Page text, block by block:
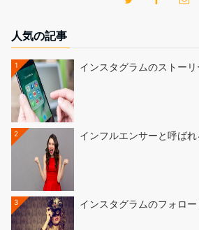
人気の記事
1 インスタグラムのストー
2 インフルエンサーと呼ば
3 インスタグラムのフォロ